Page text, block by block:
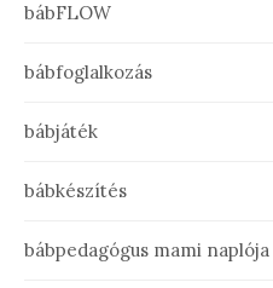
bábFLOW
bábfoglalkozás
bábjáték
bábkészítés
bábpedagógus mami naplója